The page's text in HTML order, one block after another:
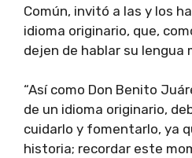
Común, invitó a las y los
idioma originario, que,
dejen de hablar su lengua
“Así como Don Benito
de un idioma originario,
cuidarlo y fomentarlo, ya
historia; recordar este